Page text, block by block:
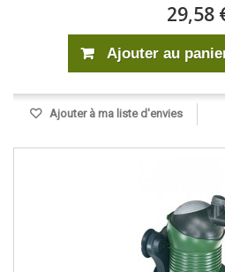
29,58
Ajouter au
Ajouter à ma liste d'envies